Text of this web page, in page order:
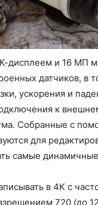
дисплеем и 16 МП
датчиков, в
ускорения и
к
Собранные с
для
самые
в 4K с
720 (до